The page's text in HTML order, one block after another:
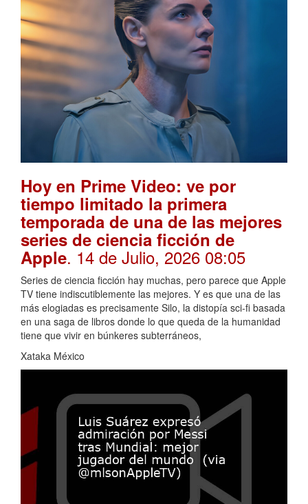
Hoy en Prime Video: ve por
tiempo limitado la primera
temporada de una de las mejores
series de ciencia ficción de
Apple. 14 de Julio, 2026 08:05
Series de ciencia ficción hay muchas, pero parece que Apple
TV tiene indiscutiblemente las mejores. Y es que una de las
más elogiadas es precisamente Silo, la distopía sci-fi basada
en una saga de libros donde lo que queda de la humanidad
tiene que vivir en búnkeres subterráneos,
Xataka México